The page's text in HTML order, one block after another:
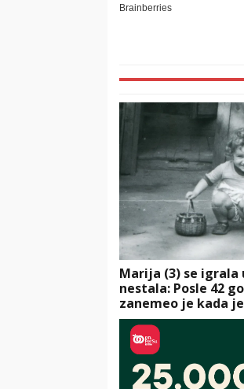
Marija (3) se igrala
nestala: Posle 42
zanemeo je kada